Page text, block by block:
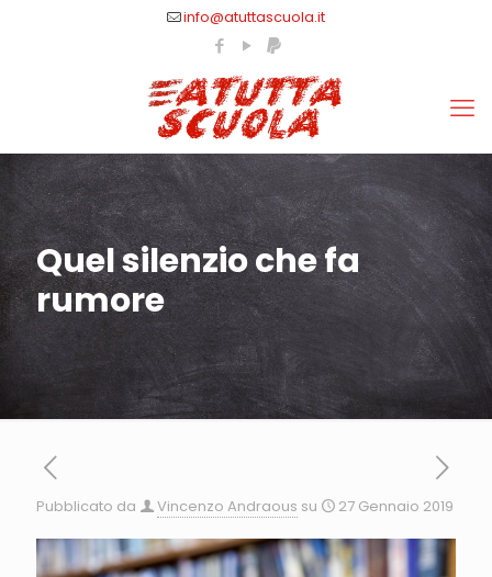
info@atuttascuola.it
Quel silenzio che fa
rumore
Pubblicato da Vincenzo Andraous su 27 Gennaio 2019